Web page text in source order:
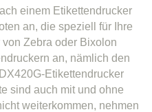
einem Etikettendrucker
an, die speziell für Ihre
Zebra oder Bixolon
an, nämlich den
Etikettendrucker
sind auch mit und ohne
weiterkommen, nehmen